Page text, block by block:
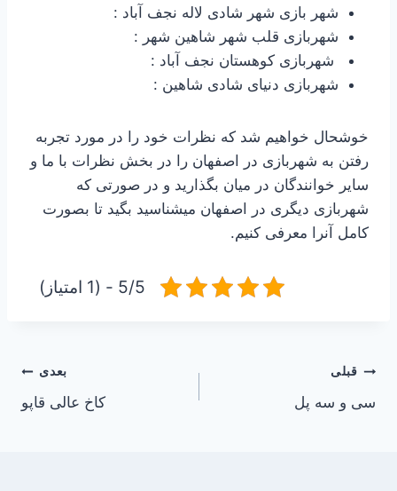
شهر بازی شهر شادی لاله نجف آباد :
شهربازی قلب شهر شاهین شهر :
شهربازی کوهستان نجف آباد :
شهربازی دنیای شادی شاهین :
خوشحال خواهیم شد که نظرات خود را در مورد تجربه
رفتن به شهربازی در اصفهان را در بخش نظرات با ما و
سایر خوانندگان در میان بگذارید و در صورتی که
شهربازی دیگری در اصفهان میشناسید بگید تا بصورت
کامل آنرا معرفی کنیم.
5/5 - (1 امتیاز)
راهبری
نوشته
قبلی
سی و سه پل
بعدی
کاخ عالی قاپو